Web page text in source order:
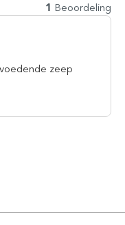
1 Beoordeling
zeep